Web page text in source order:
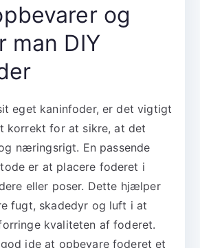
og
man DIY
eget kaninfoder, er det vigtigt
korrekt for at sikre, at det
næringsrigt. En passende
er at placere foderet i
eller poser. Dette hjælper
fugt, skadedyr og luft i at
kvaliteten af foderet.
ide at opbevare foderet et